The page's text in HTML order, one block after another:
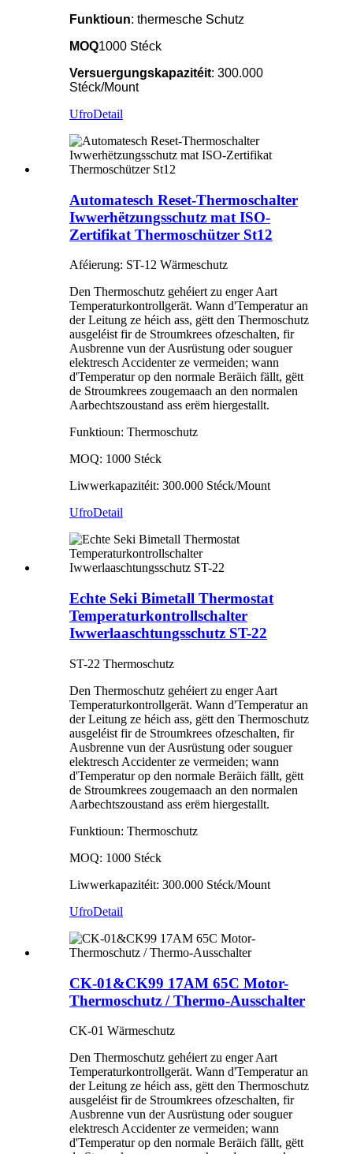
Funktioun: thermesche Schutz
MOQ1000 Stéck
Versuergungskapazitéit: 300.000
Stéck/Mount
UfroDetail
Automatesch Reset-Thermoschalter
Iwwerhëtzungsschutz mat ISO-
Zertifikat Thermoschützer St12
Aféierung: ST-12 Wärmeschutz
Den Thermoschutz gehéiert zu enger Aart
Temperaturkontrollgerät. Wann d'Temperatur an
der Leitung ze héich ass, gëtt den Thermoschutz
ausgeléist fir de Stroumkrees ofzeschalten, fir
Ausbrenne vun der Ausrüstung oder souguer
elektresch Accidenter ze vermeiden; wann
d'Temperatur op den normale Beräich fällt, gëtt
de Stroumkrees zougemaach an den normalen
Aarbechtszoustand ass erëm hiergestallt.
Funktioun: Thermoschutz
MOQ: 1000 Stéck
Liwwerkapazitéit: 300.000 Stéck/Mount
UfroDetail
Echte Seki Bimetall Thermostat
Temperaturkontrollschalter
Iwwerlaaschtungsschutz ST-22
ST-22 Thermoschutz
Den Thermoschutz gehéiert zu enger Aart
Temperaturkontrollgerät. Wann d'Temperatur an
der Leitung ze héich ass, gëtt den Thermoschutz
ausgeléist fir de Stroumkrees ofzeschalten, fir
Ausbrenne vun der Ausrüstung oder souguer
elektresch Accidenter ze vermeiden; wann
d'Temperatur op den normale Beräich fällt, gëtt
de Stroumkrees zougemaach an den normalen
Aarbechtszoustand ass erëm hiergestallt.
Funktioun: Thermoschutz
MOQ: 1000 Stéck
Liwwerkapazitéit: 300.000 Stéck/Mount
UfroDetail
CK-01&CK99 17AM 65C Motor-
Thermoschutz / Thermo-Ausschalter
CK-01 Wärmeschutz
Den Thermoschutz gehéiert zu enger Aart
Temperaturkontrollgerät. Wann d'Temperatur an
der Leitung ze héich ass, gëtt den Thermoschutz
ausgeléist fir de Stroumkrees ofzeschalten, fir
Ausbrenne vun der Ausrüstung oder souguer
elektresch Accidenter ze vermeiden; wann
d'Temperatur op den normale Beräich fällt, gëtt